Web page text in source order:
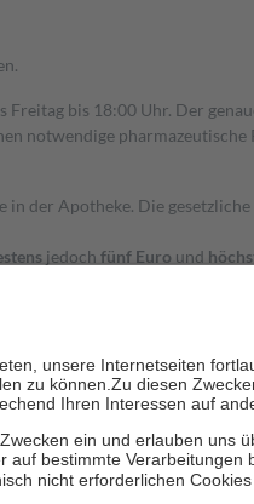
bis 18:00 Uhr. Der
notwendige
der Apotheke. Die
jedoch fünf Euro und
der Familie zu